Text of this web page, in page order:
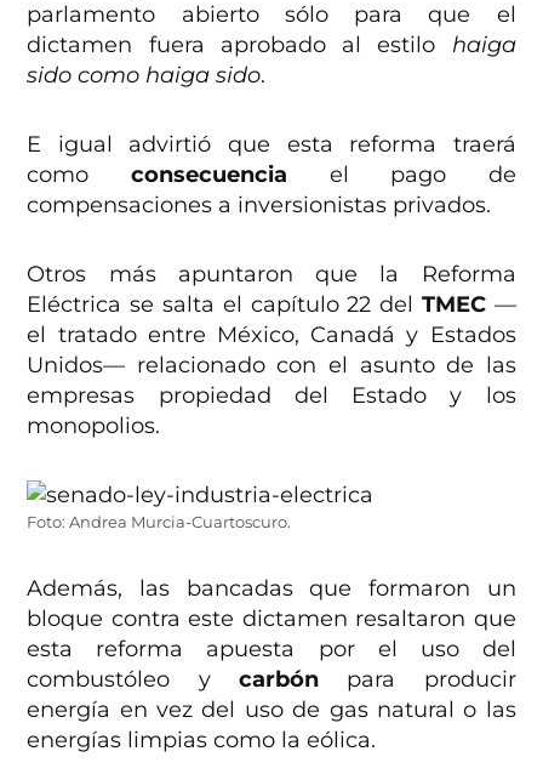
parlamento abierto sólo para que el
dictamen fuera aprobado al estilo haiga
sido como haiga sido.
E igual advirtió que esta reforma traerá
como consecuencia el pago de
compensaciones a inversionistas privados.
Otros más apuntaron que la Reforma
Eléctrica se salta el capítulo 22 del TMEC—
el tratado entre México, Canadá y Estados
Unidos— relacionado con el asunto de las
empresas propiedad del Estado y los
monopolios.
Foto: Andrea Murcia-Cuartoscuro.
Además, las bancadas que formaron un
bloque contra este dictamen resaltaron que
esta reforma apuesta por el uso del
combustóleo ycarbón para producir
energía en vez del uso de gas natural o las
energías limpias como la eólica.